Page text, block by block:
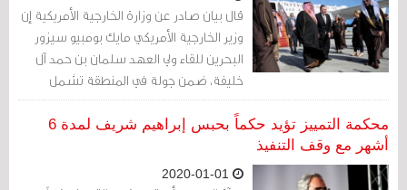
قال بيان صادر عن وزارة الخارجية الأمريكية إن
وزير الخارجية الأمريكي مايك بومبيو سيزور
البحرين للقاء ولي العهد سلمان بن حمد آل
خليفة، ضمن جولة في المنطقة تشمل
السودان والإمارات وإسرائيل.
محكمة التمييز تؤيد حكماً بحبس إبراهيم شريف لمدة 6
أشهر مع وقف التنفيذ